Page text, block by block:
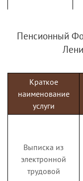
Регистрация по
Пенсионный
Краткое
наименование
услуги
Выписка из
электронной
трудовой